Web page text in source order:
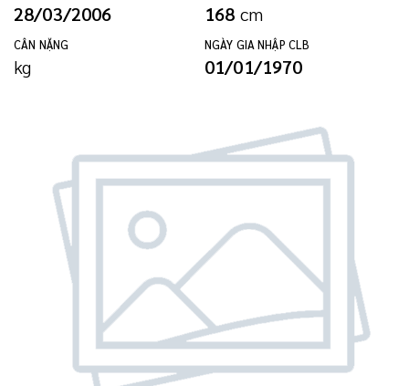
28/03/2006 168 cm
CÂN NẶNG
kg
NGÀY GIA NHẬP CLB
01/01/1970